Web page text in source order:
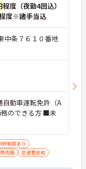
程度（夜勤4回込）
度※諸手当込
中条７６１０番地
動車運転免許（A
のできる方 ■未
修制度あり
完備 交通費支給